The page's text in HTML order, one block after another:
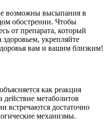
возможны высыпания в
обострении. Чтобы
от препарата, который
укрепляйте
вам и вашим близким!
как реакция
метаболитов
встречаются достаточно
механизмы.